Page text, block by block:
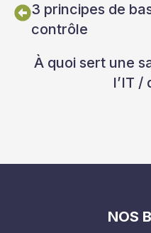
3 principes de
contrôle
À quoi sert une
l’IT /
NOS